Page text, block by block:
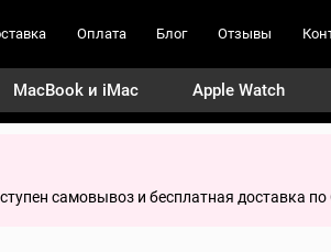
Оплата Блог Отзывы
MacBook и iMac Apple Watch
самовывоз и бесплатная доставка по